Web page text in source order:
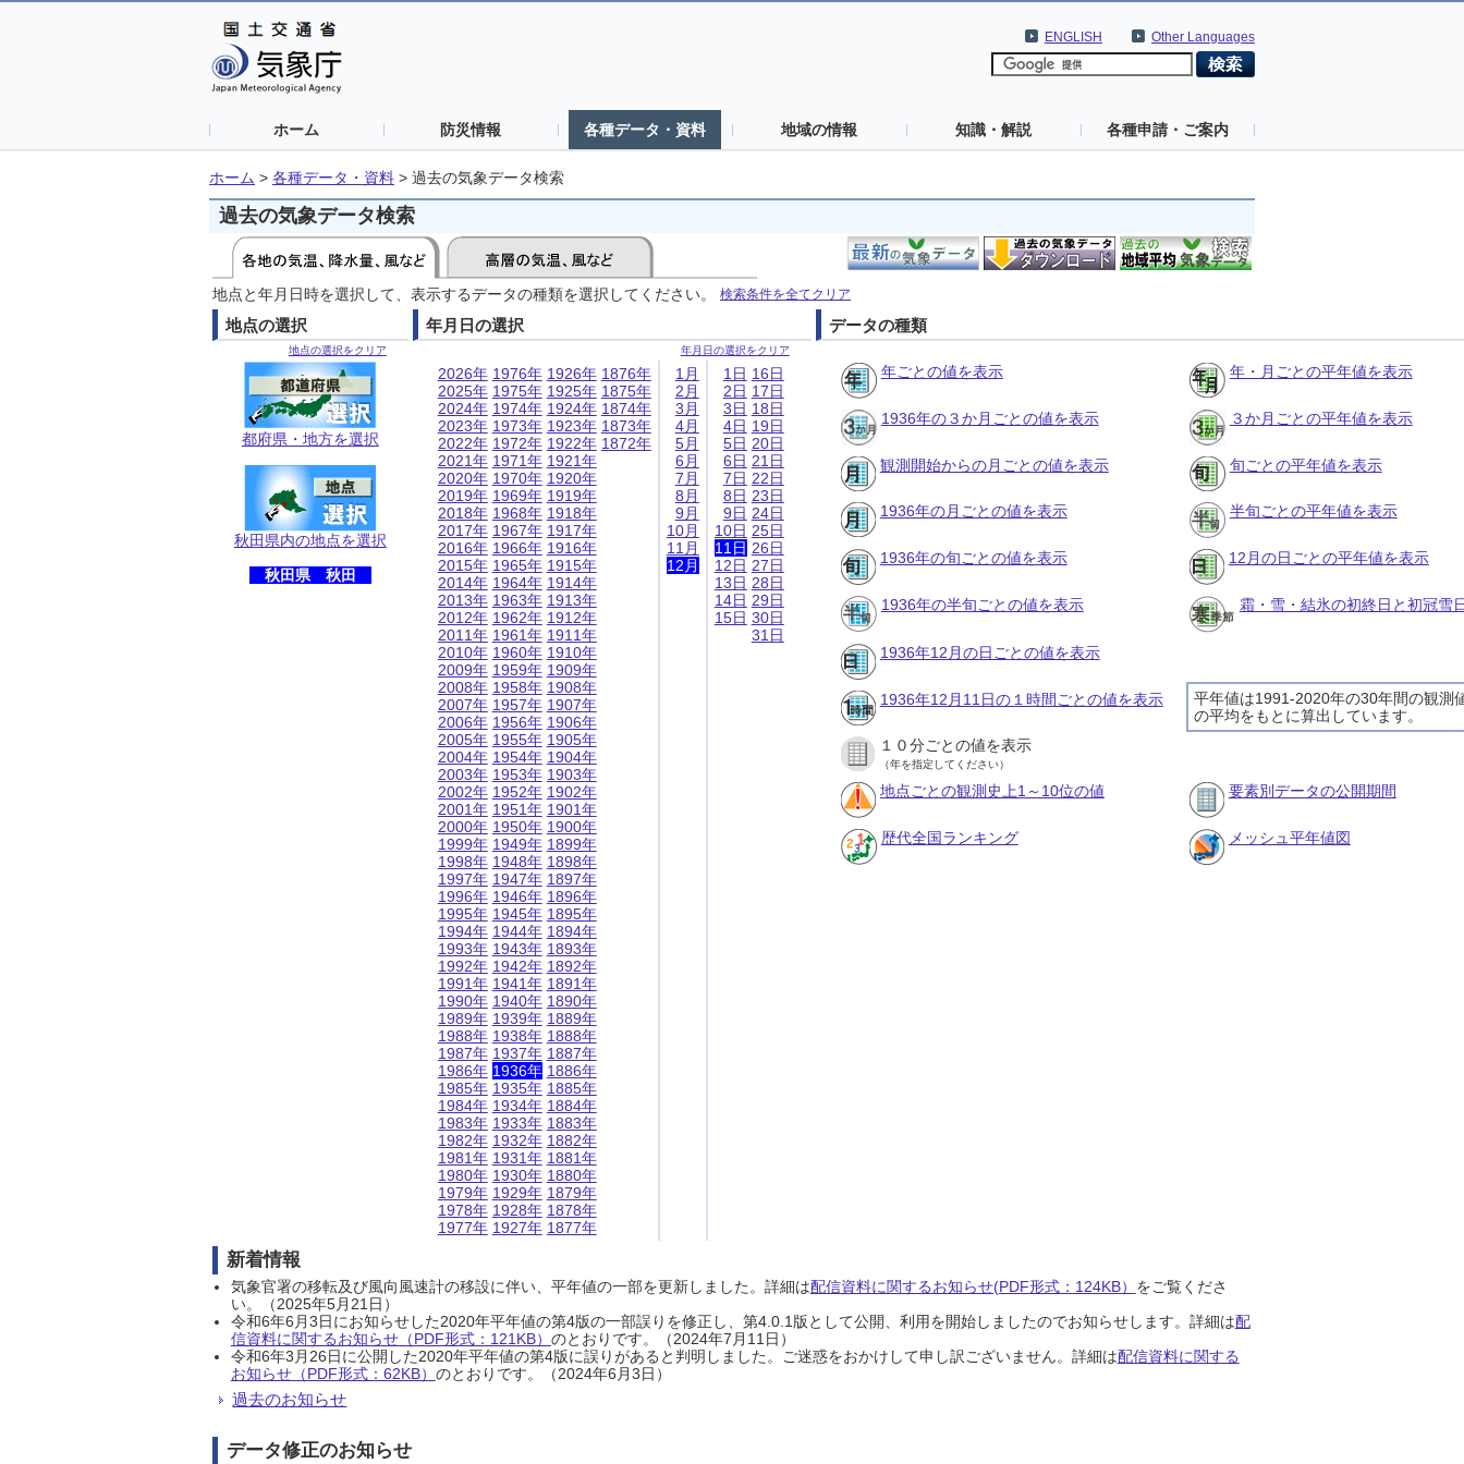
Other Languages
ENGLISH
ホーム 防災情報 各種データ・資料 地域の情報 知識・解説 各種申請・ご案内
ホーム > 各種データ・資料 > 過去の気象データ検索
過去の気象データ検索
地点と年月日時を選択して、表示するデータの種類を選択してください。 検索条件を全てクリア
地点の選択
地点の選択をクリア
都府県・地方を選択
秋田県内の地点を選択
秋田県 秋田
年月日の選択
年月日の選択をクリア
2026年
2025年
2024年
2023年
2022年
2021年
2020年
2019年
2018年
2017年
2016年
2015年
2014年
2013年
2012年
2011年
2010年
2009年
2008年
2007年
2006年
2005年
2004年
2003年
2002年
2001年
2000年
1999年
1998年
1997年
1996年
1995年
1994年
1993年
1992年
1991年
1990年
1989年
1988年
1987年
1986年
1985年
1984年
1983年
1982年
1981年
1980年
1979年
1978年
1977年
1976年
1975年
1974年
1973年
1972年
1971年
1970年
1969年
1968年
1967年
1966年
1965年
1964年
1963年
1962年
1961年
1960年
1959年
1958年
1957年
1956年
1955年
1954年
1953年
1952年
1951年
1950年
1949年
1948年
1947年
1946年
1945年
1944年
1943年
1942年
1941年
1940年
1939年
1938年
1937年
1936年
1935年
1934年
1933年
1932年
1931年
1930年
1929年
1928年
1927年
1926年
1925年
1924年
1923年
1922年
1921年
1920年
1919年
1918年
1917年
1916年
1915年
1914年
1913年
1912年
1911年
1910年
1909年
1908年
1907年
1906年
1905年
1904年
1903年
1902年
1901年
1900年
1899年
1898年
1897年
1896年
1895年
1894年
1893年
1892年
1891年
1890年
1889年
1888年
1887年
1886年
1885年
1884年
1883年
1882年
1881年
1880年
1879年
1878年
1877年
1876年
1875年
1874年
1873年
1872年
1月
2月
3月
4月
5月
6月
7月
8月
9月
10月
11月
12月
1日
2日
3日
4日
5日
6日
7日
8日
9日
10日
11日
12日
13日
14日
15日
16日
17日
18日
19日
20日
21日
22日
23日
24日
25日
26日
27日
28日
29日
30日
31日
データの種類
年ごとの値を表示 年・月ごとの平年値を表示
1936年の３か月ごとの値を表示 ３か月ごとの平年値を表示
観測開始からの月ごとの値を表示 旬ごとの平年値を表示
1936年の月ごとの値を表示 半旬ごとの平年値を表示
1936年の旬ごとの値を表示 12月の日ごとの平年値を表示
1936年の半旬ごとの値を表示 霜・雪・結氷の初終日と初冠雪
1936年12月の日ごとの値を表示
平年値は1991-2020年の30年間の観測
の平均をもとに算出しています。
1936年12月11日の１時間ごとの値を表示
１０分ごとの値を表示
（年を指定してください）
地点ごとの観測史上1～10位の値 要素別データの公開期間
歴代全国ランキング メッシュ平年値図
新着情報
気象官署の移転及び風向風速計の移設に伴い、平年値の一部を更新しました。詳細は配信資料に関するお知らせ(PDF形式：124KB） をご覧くださ
い。（2025年5月21日）
令和6年6月3日にお知らせした2020年平年値の第4版の一部誤りを修正し、第4.0.1版として公開、利用を開始しましたのでお知らせします。詳細は配
信資料に関するお知らせ（PDF形式：121KB） のとおりです。（2024年7月11日）
令和6年3月26日に公開した2020年平年値の第4版に誤りがあると判明しました。ご迷惑をおかけして申し訳ございません。詳細は配信資料に関する
お知らせ（PDF形式：62KB） のとおりです。（2024年6月3日）
過去のお知らせ
データ修正のお知らせ